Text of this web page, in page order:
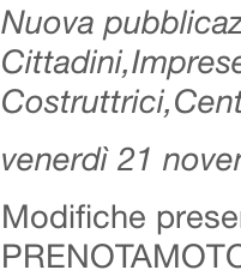
Nuova
venerdì 21
Modifiche